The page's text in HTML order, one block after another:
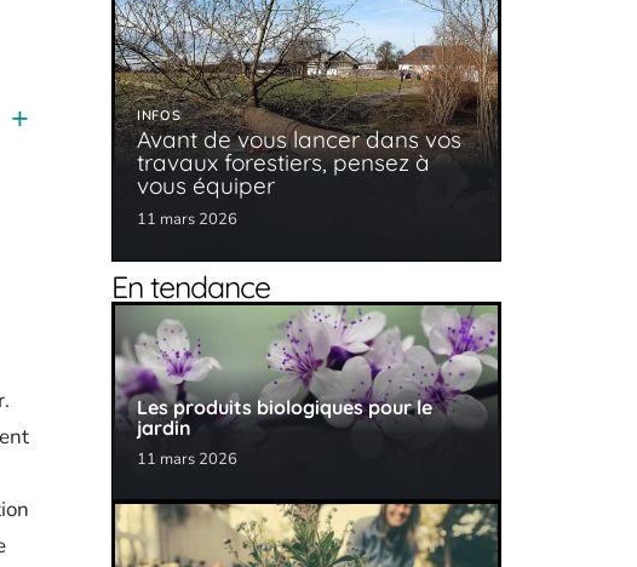
INFOS
Avant de vous lancer dans vos
travaux forestiers, pensez à
vous équiper
11 mars 2026
En tendance
Les produits biologiques pour le
jardin
11 mars 2026